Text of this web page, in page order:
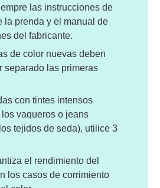
las instrucciones de
la prenda y el manual de
del fabricante.
de color nuevas deben
separado las primeras
con tintes intensos
los vaqueros o jeans
tejidos de seda), utilice 3
el rendimiento del
los casos de corrimiento